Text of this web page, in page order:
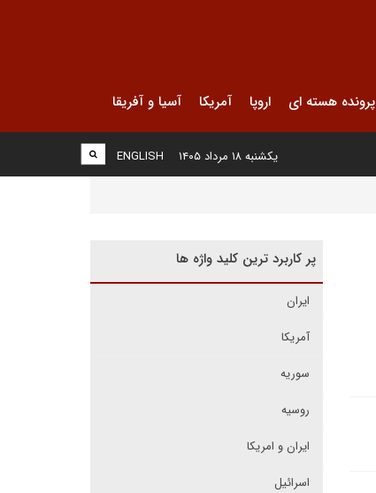
پرونده هسته ای اروپا آمریکا آسیا و آفریقا
ENGLISH یکشنبه ۱۸ مرداد ۱۴۰۵
پر کاربرد ترین کلید واژه ها
ایران
آمریکا
سوریه
روسیه
ایران و امریکا
اسرائیل